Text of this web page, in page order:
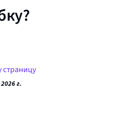
страницу
г.